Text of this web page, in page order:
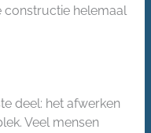
helemaal
deel: het afwerken
Veel mensen